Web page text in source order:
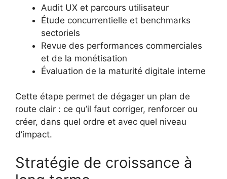
Audit UX et parcours utilisateur
Étude concurrentielle et benchmarks
sectoriels
Revue des performances commerciales
et de la monétisation
Évaluation de la maturité digitale interne
Cette étape permet de dégager un plan de
route clair : ce qu’il faut corriger, renforcer ou
créer, dans quel ordre et avec quel niveau
d’impact.
Stratégie de croissance à